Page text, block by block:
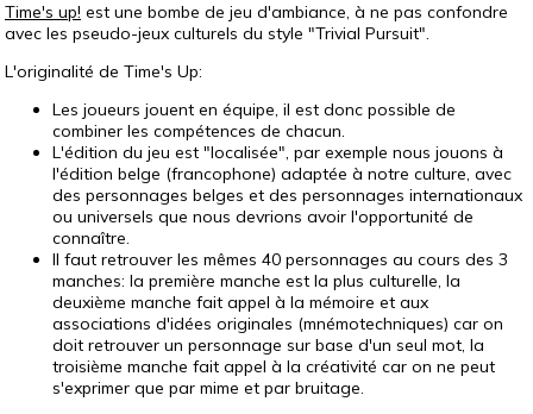
Time's up! est une bombe de jeu d'ambiance, à ne pas confondre
avec les pseudo-jeux culturels du style "Trivial Pursuit".
L'originalité de Time's Up:
Les joueurs jouent en équipe, il est donc possible de
combiner les compétences de chacun.
L'édition du jeu est "localisée", par exemple nous jouons à
l'édition belge (francophone) adaptée à notre culture, avec
des personnages belges et des personnages internationaux
ou universels que nous devrions avoir l'opportunité de
connaître.
Il faut retrouver les mêmes 40 personnages au cours des 3
manches: la première manche est la plus culturelle, la
deuxième manche fait appel à la mémoire et aux
associations d'idées originales (mnémotechniques) car on
doit retrouver un personnage sur base d'un seul mot, la
troisième manche fait appel à la créativité car on ne peut
s'exprimer que par mime et par bruitage.